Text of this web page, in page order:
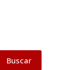
Buscar